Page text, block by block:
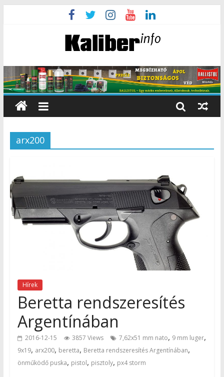
arx200
Hírek
Beretta rendszeresítés
Argentínában
2016-12-15 3857 Views 7,62x51 mm nato, 9 mm luger,
9x19, arx200, beretta, Beretta rendszeresítés Argentínában,
önműködő puska, pistol, pisztoly, px4 storm